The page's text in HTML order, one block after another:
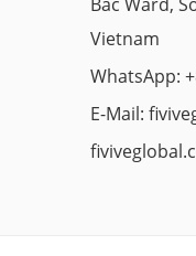
Vietnam
WhatsApp:
E-Mail: